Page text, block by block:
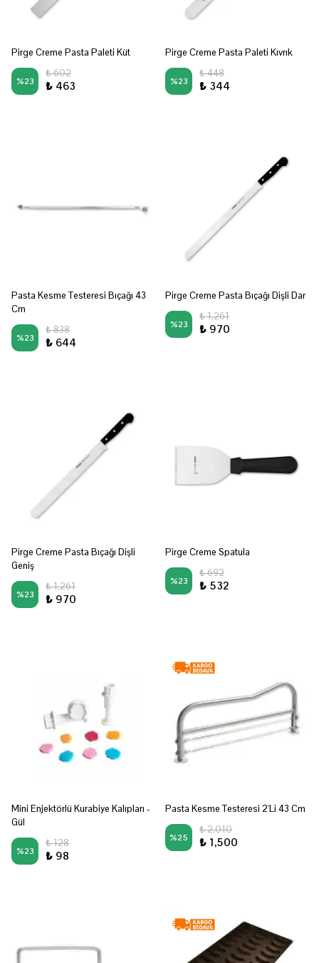
Pirge Creme Pasta Paleti Küt
%23
₺ 602
₺ 463
Pirge Creme Pasta Paleti Kıvrık
%23
₺ 448
₺ 344
Pasta Kesme Testeresi Bıçağı 43
Cm
%23
₺ 838
₺ 644
Pirge Creme Pasta Bıçağı Dişli Dar
%23
₺ 1,261
₺ 970
Pirge Creme Pasta Bıçağı Dişli
Geniş
%23
₺ 1,261
₺ 970
Pirge Creme Spatula
%23
₺ 692
₺ 532
Mini Enjektörlü Kurabiye Kalıpları -
Gül
%23
₺ 128
₺ 98
Pasta Kesme Testeresi 2'Li 43 Cm
%25
₺ 2,010
₺ 1,500